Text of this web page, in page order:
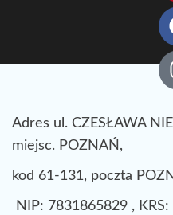
Adres ul. CZESŁAWA
miejsc. POZNAŃ,
kod 61-131, poczta
NIP: 7831865829 ,